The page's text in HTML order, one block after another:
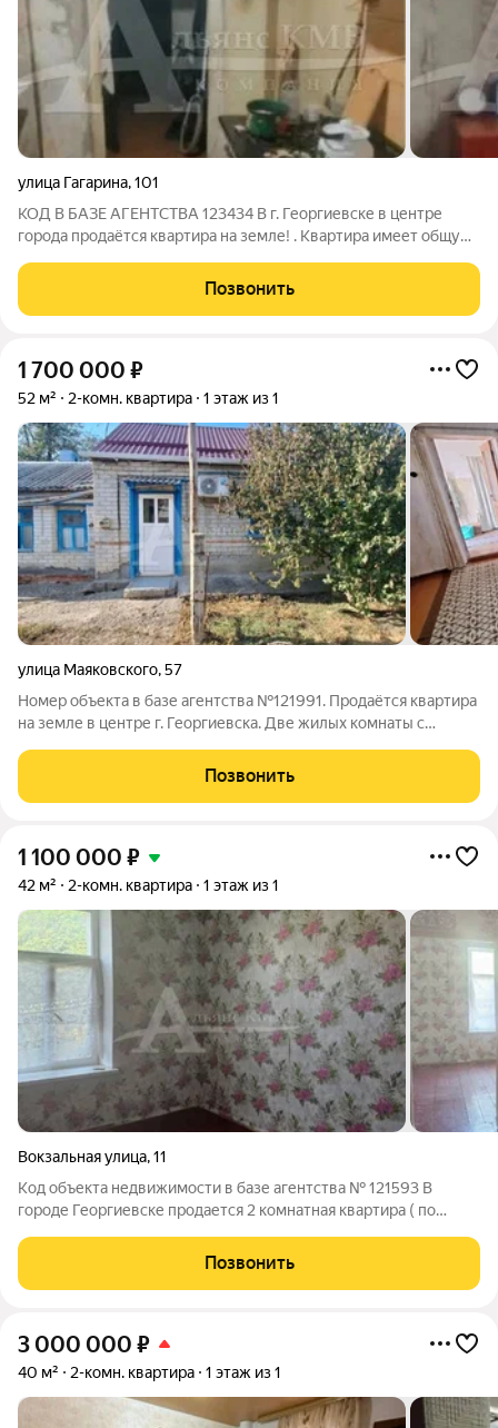
улица Гагарина,101
КОД В БАЗЕ АГЕНТСТВА 123434 В г. Георгиевске в центре
города продаётся квартира на земле! . Квартира имеет общую
коридор, сан/узел. . Ремонт косметический требуется. Общий
двор, въезд. Есть
Позвонить
1 700 000 ₽
52 м² 2-комн. квартира 1 этаж из 1
улица Маяковского,57
Номер объекта в базе агентства №121991. Продаётся квартира
на земле в центре г. Георгиевска. Две жилых комнаты с
кондиционер. Есть отдельный дворик и земля под огород.
Собственник взрослый.
Позвонить
1 100 000 ₽
42 м² 2-комн. квартира 1 этаж из 1
Вокзальная улица,11
Код объекта недвижимости в базе агентства № 121593 В
городе Георгиевске продается 2 комнатная квартира ( по
экономичное отопление, хорошая площадь, заменены
коммуникации по водоснабжению и водоотведению,
Позвонить
3 000 000 ₽
40 м² 2-комн. квартира 1 этаж из 1